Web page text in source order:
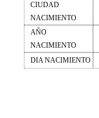
CIUDAD
NACIMIENTO
AÑO
NACIMIENTO
DIA NACIMIENTO